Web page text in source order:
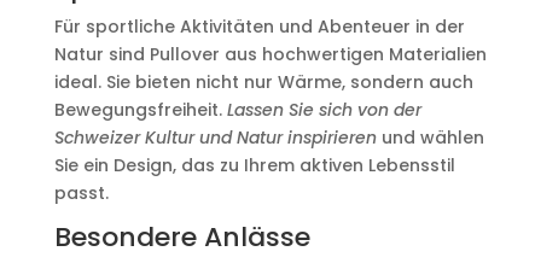
Für sportliche Aktivitäten und Abenteuer in der
Natur sind Pullover aus hochwertigen Materialien
ideal. Sie bieten nicht nur Wärme, sondern auch
Bewegungsfreiheit. Lassen Sie sich von der
Schweizer Kultur und Natur inspirierenund wählen
Sie ein Design, das zu Ihrem aktiven Lebensstil
passt.
Besondere Anlässe